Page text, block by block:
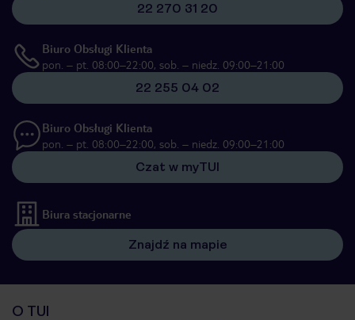
22 270 31 20
Biuro Obsługi Klienta
pon. – pt. 08:00–22:00, sob. – niedz. 09:00–21:00
22 255 04 02
Biuro Obsługi Klienta
pon. – pt. 08:00–22:00, sob. – niedz. 09:00–21:00
Czat w myTUI
Biura stacjonarne
Znajdź na mapie
O TUI